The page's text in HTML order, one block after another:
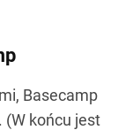
Basecamp
(W końcu jest